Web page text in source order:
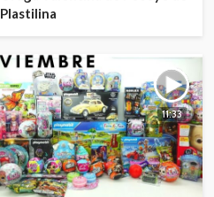
Plastilina
11:33